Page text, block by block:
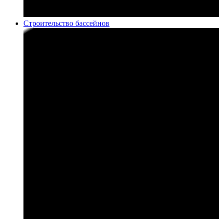
Строительство бассейнов